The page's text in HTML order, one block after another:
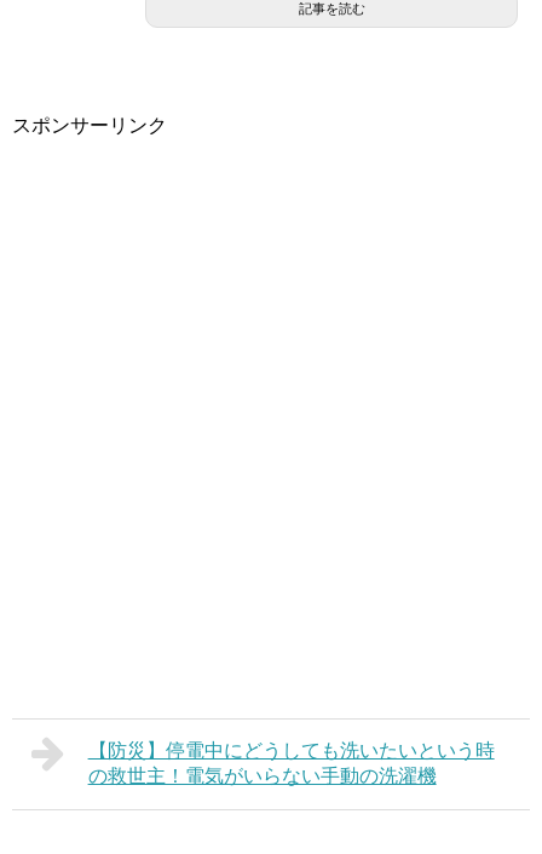
記事を読む
スポンサーリンク
【防災】停電中にどうしても洗いたいという時
の救世主！電気がいらない手動の洗濯機